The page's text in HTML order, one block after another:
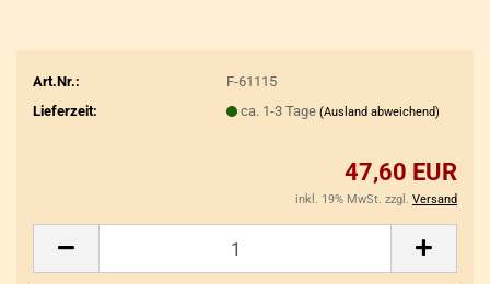
Art.Nr.:
F-61115
Lieferzeit:
ca. 1-3 Tage (Ausland abweichend)
47,60 EUR
inkl. 19% MwSt. zzgl. Versand